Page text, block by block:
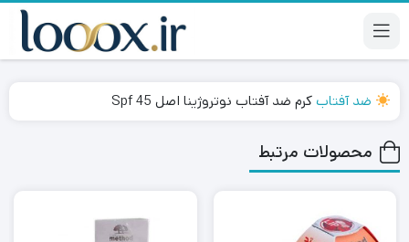
ضد آفتابکرم ضد آفتاب نوتروژینا اصل Spf 45
محصولات مرتبط